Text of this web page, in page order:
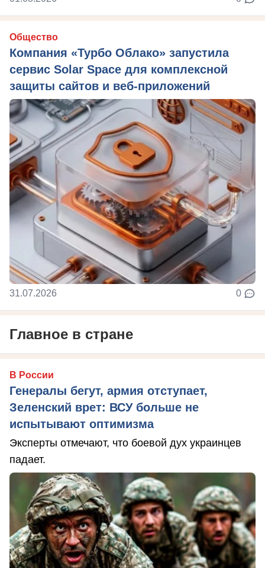
Общество
Компания «Турбо Облако» запустила
сервис Solar Space для комплексной
защиты сайтов и веб-приложений
31.07.2026 0
Главное в стране
В России
Генералы бегут, армия отступает,
Зеленский врет: ВСУ больше не
испытывают оптимизма
Эксперты отмечают, что боевой дух украинцев
падает.